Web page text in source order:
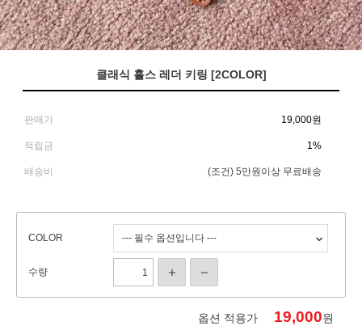
클래식 홀스 레더 키링 [2COLOR]
판매가 19,000원
적립금 1%
배송비 (조건) 5만원이상 무료배송
COLOR
수량
옵션 적용가 19,000원